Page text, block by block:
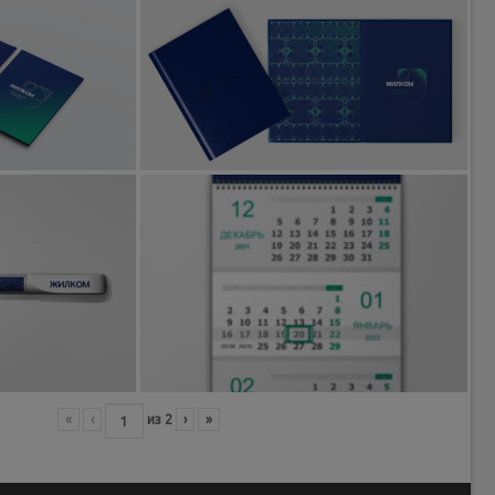
« ‹ из 2 › »